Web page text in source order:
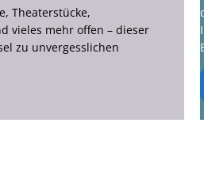
Theaterstücke,
vieles mehr offen – dieser
zu unvergesslichen